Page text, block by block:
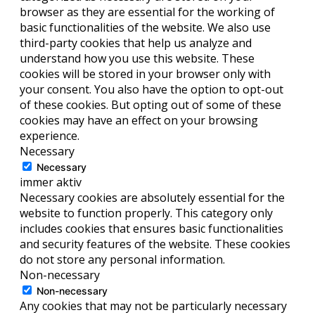
browser as they are essential for the working of
basic functionalities of the website. We also use
third-party cookies that help us analyze and
understand how you use this website. These
cookies will be stored in your browser only with
your consent. You also have the option to opt-out
of these cookies. But opting out of some of these
cookies may have an effect on your browsing
experience.
Necessary
Necessary
immer aktiv
Necessary cookies are absolutely essential for the
website to function properly. This category only
includes cookies that ensures basic functionalities
and security features of the website. These cookies
do not store any personal information.
Non-necessary
Non-necessary
Any cookies that may not be particularly necessary